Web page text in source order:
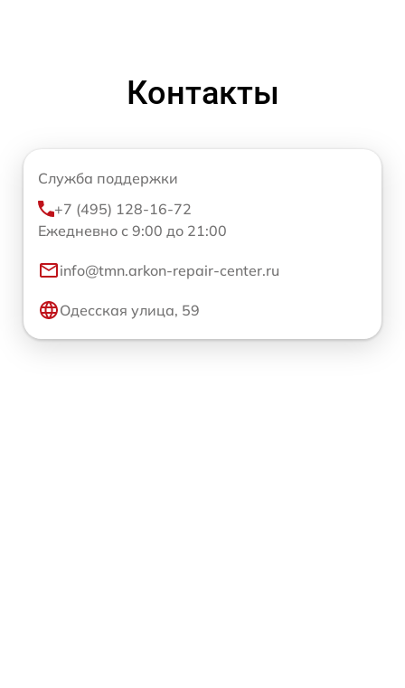
Контакты
Служба поддержки
+7 (495) 128-16-72
Ежедневно с 9:00 до 21:00
info@tmn.arkon-repair-center.ru
Одесская улица, 59